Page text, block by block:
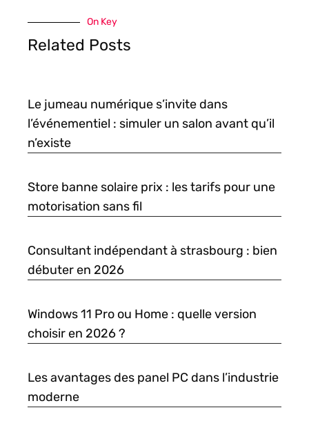
On Key
Related Posts
Le jumeau numérique s’invite dans
l’événementiel : simuler un salon avant qu’il
n’existe
Store banne solaire prix : les tarifs pour une
motorisation sans fil
Consultant indépendant à strasbourg : bien
débuter en 2026
Windows 11 Pro ou Home : quelle version
choisir en 2026 ?
Les avantages des panel PC dans l’industrie
moderne